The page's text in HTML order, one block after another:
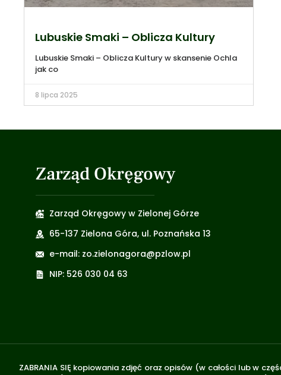
Lubuskie Smaki – Oblicza Kultury
Lubuskie Smaki – Oblicza Kultury w skansenie Ochla
jak co
8 lipca 2025
Zarząd Okręgowy
Zarząd Okręgowy w Zielonej Górze
65-137 Zielona Góra, ul. Poznańska 13
e-mail: zo.zielonagora@pzlow.pl
NIP: 526 030 04 63
ZABRANIA SIĘ kopiowania zdjęć oraz opisów (w całości lub w